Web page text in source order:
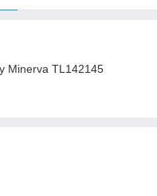
Minerva TL142145